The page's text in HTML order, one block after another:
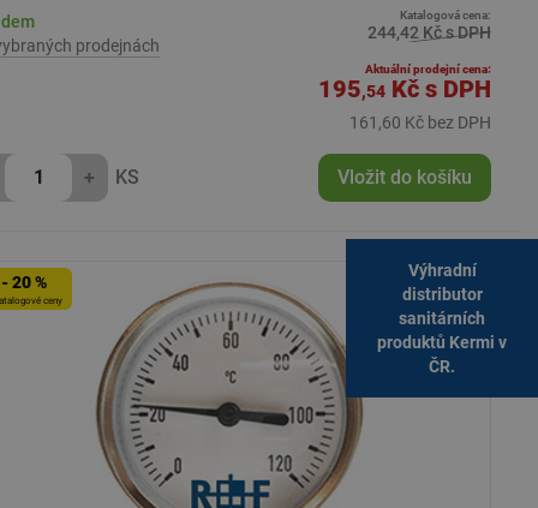
prodejnách
Katalogová cena:
244,42 Kč s DPH
Aktuální prodejní cena:
195,54 Kč s DPH
161,60 Kč bez DPH
+ KS Vložit do košíku
- 20 %
ceny
Výhradní
distributor
sanitárních
produktů Kermi v
ČR.